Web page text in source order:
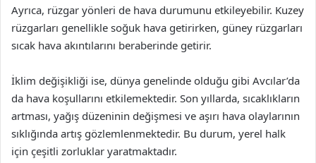
Ayrıca, rüzgar yönleri de hava durumunu etkileyebilir. Kuzey
rüzgarları genellikle soğuk hava getirirken, güney rüzgarları
sıcak hava akıntılarını beraberinde getirir.
İklim değişikliği ise, dünya genelinde olduğu gibi Avcılar’da
da hava koşullarını etkilemektedir. Son yıllarda, sıcaklıkların
artması, yağış düzeninin değişmesi ve aşırı hava olaylarının
sıklığında artış gözlemlenmektedir. Bu durum, yerel halk
için çeşitli zorluklar yaratmaktadır.